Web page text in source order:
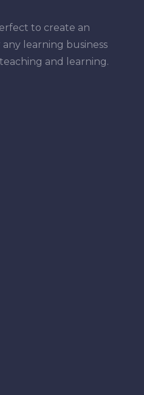
to create an
learning business
and learning.